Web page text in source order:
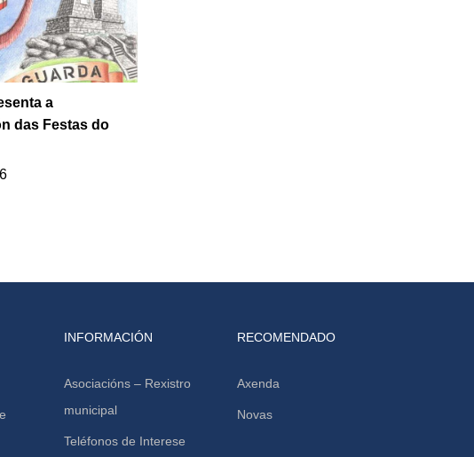
a
das Festas do
INFORMACIÓN
Asociacións – Rexistro
municipal
Teléfonos de Interese
RECOMENDADO
Axenda
Novas